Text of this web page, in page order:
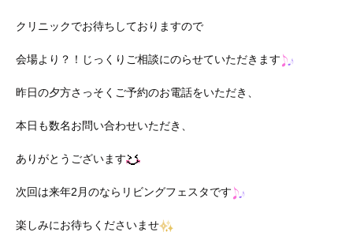
クリニックでお待ちしておりますので
会場より？！じっくりご相談にのらせていただきます
昨日の夕方さっそくご予約のお電話をいただき、
本日も数名お問い合わせいただき、
ありがとうございます
次回は来年2月のならリビングフェスタです
楽しみにお待ちくださいませ